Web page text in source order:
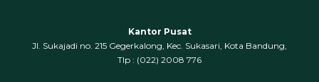
Kantor Pusat
Jl. Sukajadi no. 215 Gegerkalong, Kec. Sukasari, Kota Bandung,
‍Tlp : (022) 2008 776